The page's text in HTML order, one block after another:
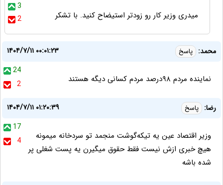
3
2
میدری وزیر کار رو زودتر استیضاح کنید. با تشکر
محمد: پاسخ
۱۴۰۴/۷/۱۱ ۰۰:۰۱:۲۳
24
2
نماینده مردم ۹۸درصد مردم کسانی دیگه هستند
رضا: پاسخ
۱۴۰۴/۷/۱۱ ۰۱:۲۰:۳۹
17
4
وزیر اقتصاد عین یه تیکه‌گوشت منجمد تو سردخانه میمونه
هیچ خبری ازش نیست فقط حقوق میگیرن یه پست شغلی پر
شده باشه